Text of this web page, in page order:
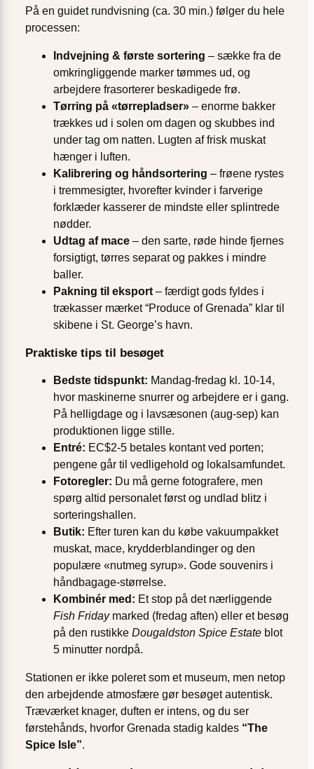
På en guidet rundvisning (ca. 30 min.) følger du hele
processen:
Indvejning & første sortering – sække fra de
omkringliggende marker tømmes ud, og
arbejdere frasorterer beskadigede frø.
Tørring på «tørrepladser» – enorme bakker
trækkes ud i solen om dagen og skubbes ind
under tag om natten. Lugten af frisk muskat
hænger i luften.
Kalibrering og håndsortering – frøene rystes
i tremmesigter, hvorefter kvinder i farverige
forklæder kasserer de mindste eller splintrede
nødder.
Udtag af mace – den sarte, røde hinde fjernes
forsigtigt, tørres separat og pakkes i mindre
baller.
Pakning til eksport – færdigt gods fyldes i
trækasser mærket “Produce of Grenada” klar til
skibene i St. George’s havn.
Praktiske tips til besøget
Bedste tidspunkt: Mandag-fredag kl. 10-14,
hvor maskinerne snurrer og arbejdere er i gang.
På helligdage og i lavsæsonen (aug-sep) kan
produktionen ligge stille.
Entré: EC$2-5 betales kontant ved porten;
pengene går til vedligehold og lokalsamfundet.
Fotoregler: Du må gerne fotografere, men
spørg altid personalet først og undlad blitz i
sorteringshallen.
Butik: Efter turen kan du købe vakuumpakket
muskat, mace, krydderblandinger og den
populære «nutmeg syrup». Gode souvenirs i
håndbagage-størrelse.
Kombinér med: Et stop på det nærliggende
Fish Fridaymarked (fredag aften) eller et besøg
på den rustikke Dougaldston Spice Estate blot
5 minutter nordpå.
Stationen er ikke poleret som et museum, men netop
den arbejdende atmosfære gør besøget autentisk.
Træværket knager, duften er intens, og du ser
førstehånds, hvorfor Grenada stadig kaldes “The
Spice Isle”.